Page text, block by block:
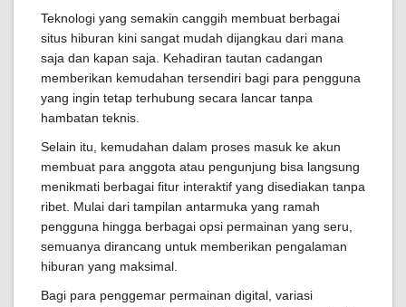
Teknologi yang semakin canggih membuat berbagai
situs hiburan kini sangat mudah dijangkau dari mana
saja dan kapan saja. Kehadiran tautan cadangan
memberikan kemudahan tersendiri bagi para pengguna
yang ingin tetap terhubung secara lancar tanpa
hambatan teknis.
Selain itu, kemudahan dalam proses masuk ke akun
membuat para anggota atau pengunjung bisa langsung
menikmati berbagai fitur interaktif yang disediakan tanpa
ribet. Mulai dari tampilan antarmuka yang ramah
pengguna hingga berbagai opsi permainan yang seru,
semuanya dirancang untuk memberikan pengalaman
hiburan yang maksimal.
Bagi para penggemar permainan digital, variasi